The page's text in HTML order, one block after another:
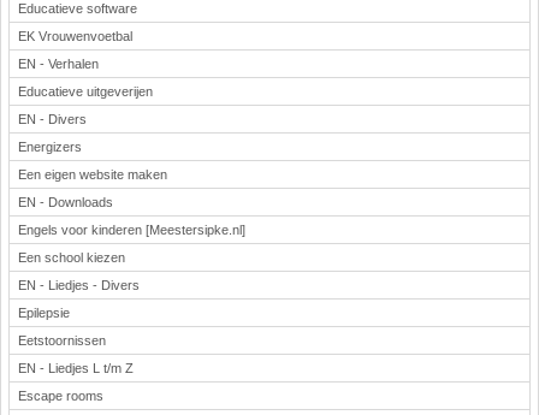
Educatieve software
EK Vrouwenvoetbal
EN - Verhalen
Educatieve uitgeverijen
EN - Divers
Energizers
Een eigen website maken
EN - Downloads
Engels voor kinderen [Meestersipke.nl]
Een school kiezen
EN - Liedjes - Divers
Epilepsie
Eetstoornissen
EN - Liedjes L t/m Z
Escape rooms